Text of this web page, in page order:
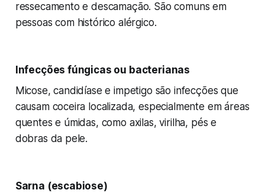
ressecamento e descamação. São comuns em
pessoas com histórico alérgico.
Infecções fúngicas ou bacterianas
Micose, candidíase e impetigo são infecções que
causam coceira localizada, especialmente em áreas
quentes e úmidas, como axilas, virilha, pés e
dobras da pele.
Sarna (escabiose)